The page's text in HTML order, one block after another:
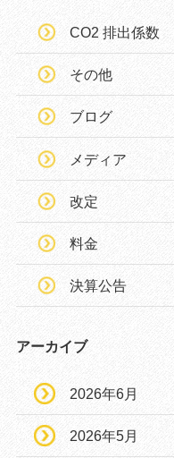
CO2 排出係数
その他
ブログ
メディア
改定
料金
決算公告
アーカイブ
2026年6月
2026年5月